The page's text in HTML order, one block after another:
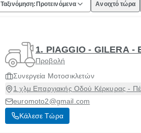
Ταξινόμηση: Προτεινόμενα Ανοιχτό τώρα
1. PIAGGIO - GILERA -
Προβολή
Συνεργεία Μοτοσικλετών
1 χλμ Επαρχιακής Οδού Κέρκυρας -
euromoto2@gmail.com
Κάλεσε Τώρα